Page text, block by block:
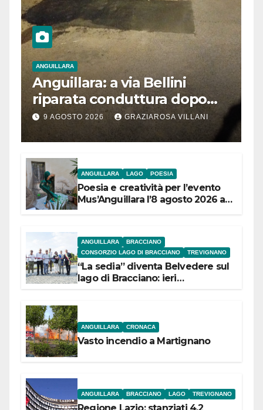
ANGUILLARA
Anguillara: a via Bellini
riparata conduttura dopo
segnalazione IdD
9 AGOSTO 2026 GRAZIAROSA VILLANI
ANGUILLARA LAGO POESIA
Poesia e creatività per l’evento
Mus’Anguillara l’8 agosto 2026 al
ANGUILLARA
BRACCIANO
CONSORZIO LAGO DI BRACCIANO
TREVIGNANO
“La sedia” diventa Belvedere sul
lago di Bracciano: ieri
ANGUILLARA CRONACA
Vasto incendio a Martignano
ANGUILLARA BRACCIANO LAGO TREVIGNANO